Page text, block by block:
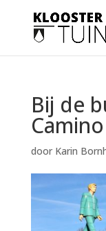
Bij de
Camino
door Karin